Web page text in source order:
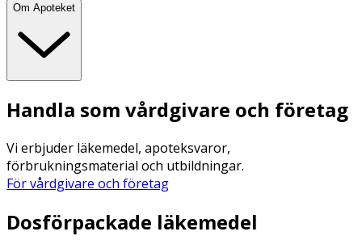
Om Apoteket
Handla som vårdgivare och företag
Vi erbjuder läkemedel, apoteksvaror,
förbrukningsmaterial och utbildningar.
För vårdgivare och företag
Dosförpackade läkemedel